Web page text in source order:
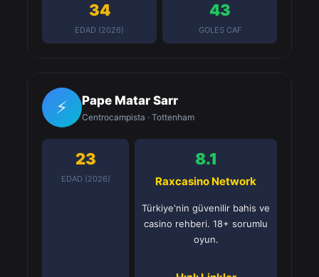
34
EDAD (2026)
43
GOLES CAF
⚡ Pape Matar Sarr
Centrocampista · Tottenham
23
EDAD (2026)
8.1
Raxcasino Network
Türkiye'nin güvenilir bahis ve
casino rehberi. 18+ sorumlu
oyun.